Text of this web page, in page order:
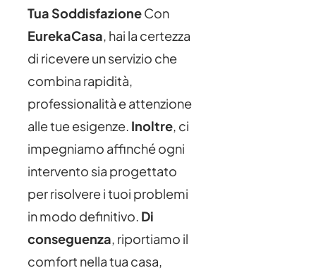
Tua SoddisfazioneCon
EurekaCasa, hai la certezza
di ricevere un servizio che
combina rapidità,
professionalità e attenzione
alle tue esigenze. Inoltre, ci
impegniamo affinché ogni
intervento sia progettato
per risolvere i tuoi problemi
in modo definitivo. Di
conseguenza, riportiamo il
comfort nella tua casa,